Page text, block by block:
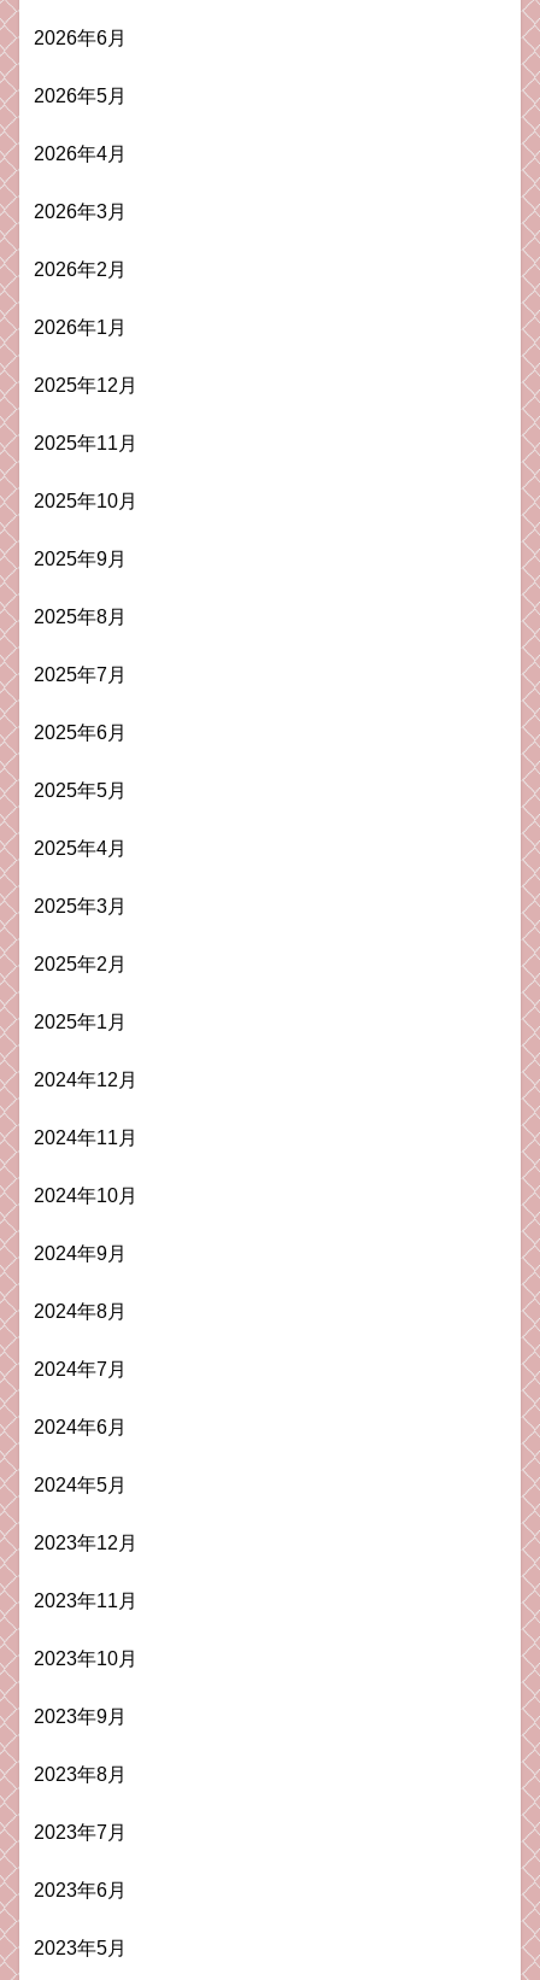
2026年6月
2026年5月
2026年4月
2026年3月
2026年2月
2026年1月
2025年12月
2025年11月
2025年10月
2025年9月
2025年8月
2025年7月
2025年6月
2025年5月
2025年4月
2025年3月
2025年2月
2025年1月
2024年12月
2024年11月
2024年10月
2024年9月
2024年8月
2024年7月
2024年6月
2024年5月
2023年12月
2023年11月
2023年10月
2023年9月
2023年8月
2023年7月
2023年6月
2023年5月